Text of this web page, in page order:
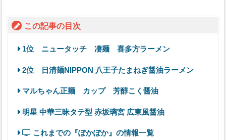
この記事の目次
1位 ニュータッチ 凄麺 喜多方ラーメン
2位 日清麺NIPPON 八王子たまねぎ醤油ラーメン
マルちゃん正麺 カップ 芳醇こく醤油
明星 中華三昧タテ型 赤坂璃宮 広東風醤油
これまでの『ぽかぽか』の情報一覧